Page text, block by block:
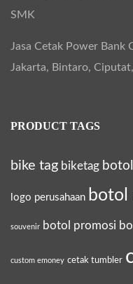
SMK
Jasa Cetak Power Bank
Jakarta, Bintaro,
PRODUCT TAGS
bike tag biketag
logo perusahaan botol
souvenir botol promosi
custom emoney cetak tumbler